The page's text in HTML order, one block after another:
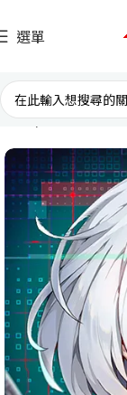
選單
首頁 台灣遊戲